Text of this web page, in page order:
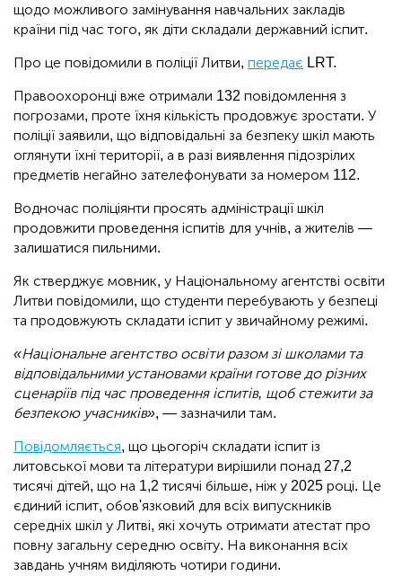
щодо можливого замінування навчальних закладів
країни під час того, як діти складали державний іспит.
Про це повідомили в поліції Литви, передає LRT.
Правоохоронці вже отримали 132 повідомлення з
погрозами, проте їхня кількість продовжує зростати. У
поліції заявили, що відповідальні за безпеку шкіл мають
оглянути їхні території, а в разі виявлення підозрілих
предметів негайно зателефонувати за номером 112.
Водночас поліціянти просять адміністрації шкіл
продовжити проведення іспитів для учнів, а жителів —
залишатися пильними.
Як стверджує мовник, у Національному агентстві освіти
Литви повідомили, що студенти перебувають у безпеці
та продовжують складати іспит у звичайному режимі.
«Національне агентство освіти разом зі школами та
відповідальними установами країни готове до різних
сценаріїв під час проведення іспитів, щоб стежити за
безпекою учасників», — зазначили там.
Повідомляється, що цьогоріч складати іспит із
литовської мови та літератури вирішили понад 27,2
тисячі дітей, що на 1,2 тисячі більше, ніж у 2025 році. Це
єдиний іспит, обов'язковий для всіх випускників
середніх шкіл у Литві, які хочуть отримати атестат про
повну загальну середню освіту. На виконання всіх
завдань учням виділяють чотири години.